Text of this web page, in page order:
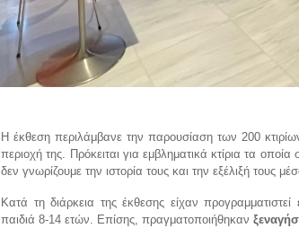
Η έκθεση περιλάμβανε την παρουσίαση των 200
περιοχή της. Πρόκειται για εμβληματικά κτίρια τα
δεν γνωρίζουμε την ιστορία τους και την εξέλιξή τους
Κατά τη διάρκεια της έκθεσης είχαν προγραμματιστεί
παιδιά 8-14 ετών. Επίσης, πραγματοποιήθηκαν